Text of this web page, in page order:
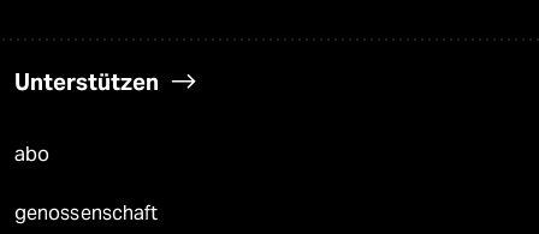
Unterstützen
abo
genossenschaft